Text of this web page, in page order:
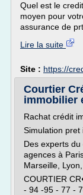
Quel est le
moyen pour
assurance de
Lire la suite
Site : https://
Courtier
immobilier
Rachat crédit
Simulation pret
Des experts
agences à
Marseille,
COURTIER
- 94 -95 - 77 -